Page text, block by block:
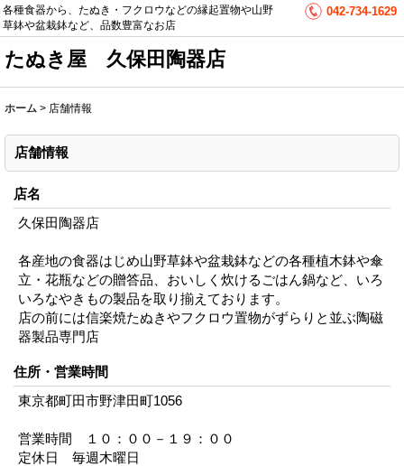
各種食器から、たぬき・フクロウなどの縁起置物や山野
草鉢や盆栽鉢など、品数豊富なお店
042-734-1629
たぬき屋 久保田陶器店
ホーム > 店舗情報
店舗情報
店名
久保田陶器店
各産地の食器はじめ山野草鉢や盆栽鉢などの各種植木鉢や傘
立・花瓶などの贈答品、おいしく炊けるごはん鍋など、いろ
いろなやきもの製品を取り揃えております。
店の前には信楽焼たぬきやフクロウ置物がずらりと並ぶ陶磁
器製品専門店
住所・営業時間
東京都町田市野津田町1056
営業時間 １０：００－１９：００
定休日 毎週木曜日